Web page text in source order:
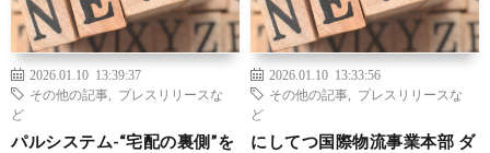
2026.01.10 13:39:37
その他の記事
プレスリリースな
ど
パルシステム-“宅配の裏側”を
2026.01.10 13:33:56
その他の記事
プレスリリースな
ど
にしてつ国際物流事業本部 ダ